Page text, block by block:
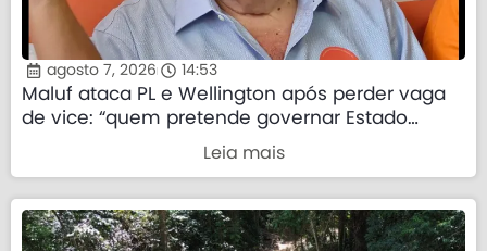
agosto 7, 2026 14:53
Maluf ataca PL e Wellington após perder vaga
de vice: “quem pretende governar Estado
precisa demonstrar que sua palavra tem valor”
Leia mais